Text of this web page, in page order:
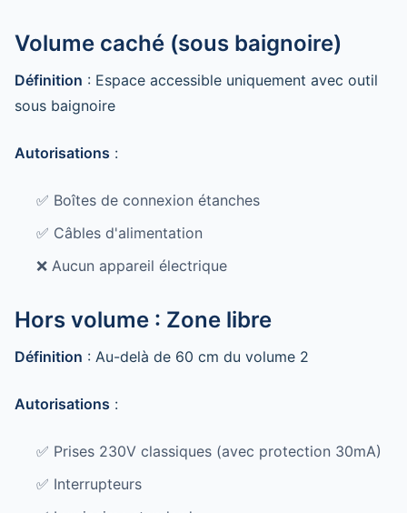
Volume caché (sous baignoire)
Définition : Espace accessible uniquement avec outil
sous baignoire
Autorisations :
✅ Boîtes de connexion étanches
✅ Câbles d'alimentation
❌ Aucun appareil électrique
Hors volume : Zone libre
Définition : Au-delà de 60 cm du volume 2
Autorisations :
✅ Prises 230V classiques (avec protection 30mA)
✅ Interrupteurs